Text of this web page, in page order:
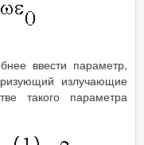
ввести параметр,
излучающие
такого параметра